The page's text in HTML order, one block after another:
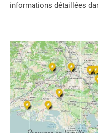
informations détaillées